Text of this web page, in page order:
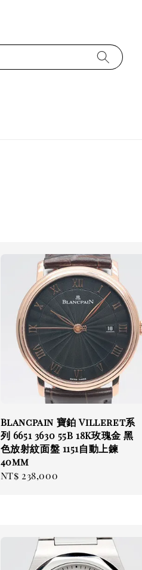
Blancpain 寶鉑 Villeret系
列 6651 3630 55B 18K玫瑰金 黑
色放射紋面盤 1151自動上鍊
40mm
Regular
NT$ 238,000